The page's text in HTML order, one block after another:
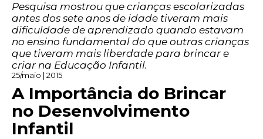
Pesquisa mostrou que crianças escolarizadas
antes dos sete anos de idade tiveram mais
dificuldade de aprendizado quando estavam
no ensino fundamental do que outras crianças
que tiveram mais liberdade para brincar e
criar na Educação Infantil.
25/maio | 2015
A Importância do Brincar
no Desenvolvimento
Infantil